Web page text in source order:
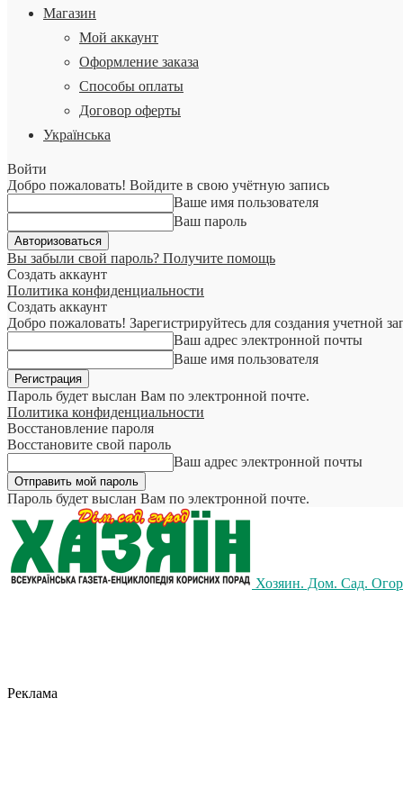
Магазин
Мой аккаунт
Оформление заказа
Способы оплаты
Договор оферты
Українська
Войти
Добро пожаловать! Войдите в свою учётную запись
Ваше имя пользователя
Ваш пароль
Вы забыли свой пароль? Получите помощь
Создать аккаунт
Политика конфиденциальности
Создать аккаунт
Добро пожаловать! Зарегистрируйтесь для создания учетной
Ваш адрес электронной почты
Ваше имя пользователя
Пароль будет выслан Вам по электронной почте.
Политика конфиденциальности
Восстановление пароля
Восстановите свой пароль
Ваш адрес электронной почты
Пароль будет выслан Вам по электронной почте.
Хозяин. Дом. Сад.
Реклама